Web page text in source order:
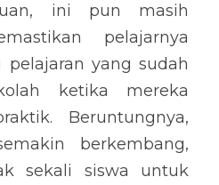
ini pun masih
pelajarnya
yang sudah
ketika mereka
Beruntungnya,
berkembang,
sekali siswa untuk